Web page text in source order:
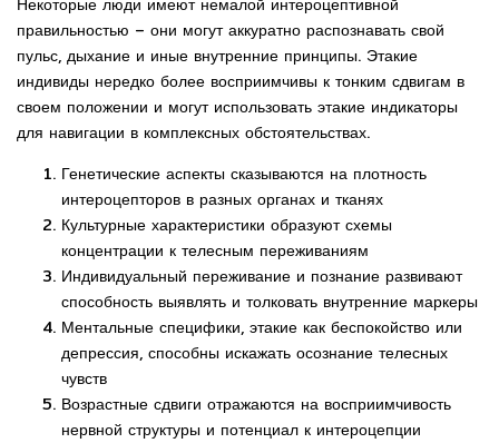
правильностью – они могут аккуратно распознавать свой
пульс, дыхание и иные внутренние принципы. Этакие
индивиды нередко более восприимчивы к тонким сдвигам в
своем положении и могут использовать этакие индикаторы
для навигации в комплексных обстоятельствах.
Генетические аспекты сказываются на плотность
интероцепторов в разных органах и тканях
Культурные характеристики образуют схемы
концентрации к телесным переживаниям
Индивидуальный переживание и познание развивают
способность выявлять и толковать внутренние маркеры
Ментальные специфики, этакие как беспокойство или
депрессия, способны искажать осознание телесных
чувств
Возрастные сдвиги отражаются на восприимчивость
нервной структуры и потенциал к интероцепции